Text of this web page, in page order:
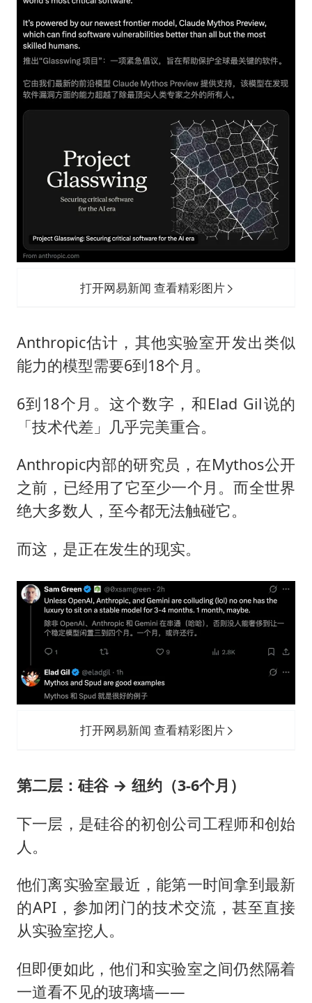
打开网易新闻 查看精彩图片
Anthropic估计，其他实验室开发出类似
能力的模型需要6到18个月。
6到18个月。这个数字，和Elad Gil说的
「技术代差」几乎完美重合。
Anthropic内部的研究员，在Mythos公开
之前，已经用了它至少一个月。而全世界
绝大多数人，至今都无法触碰它。
而这，是正在发生的现实。
打开网易新闻 查看精彩图片
第二层：硅谷 → 纽约（3-6个月）
下一层，是硅谷的初创公司工程师和创始
人。
他们离实验室最近，能第一时间拿到最新
的API，参加闭门的技术交流，甚至直接
从实验室挖人。
但即便如此，他们和实验室之间仍然隔着
一道看不见的玻璃墙——